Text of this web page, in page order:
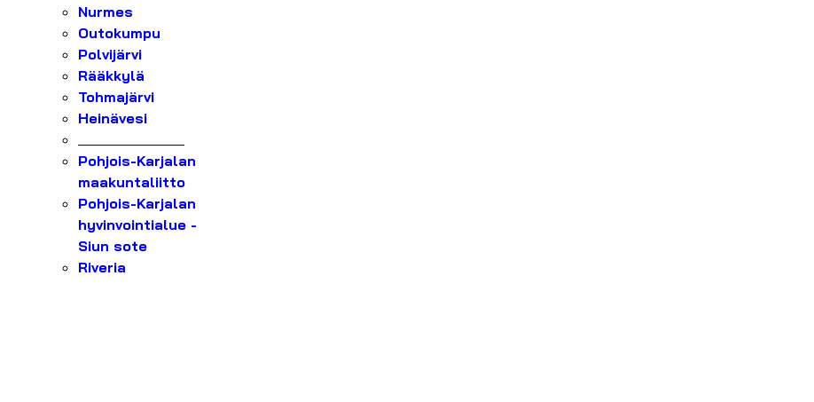
Nurmes
Outokumpu
Polvijärvi
Rääkkylä
Tohmajärvi
Heinävesi
Pohjois-Karjalan
maakuntaliitto
Pohjois-Karjalan
hyvinvointialue -
Siun sote
Riveria